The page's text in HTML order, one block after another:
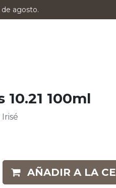
de agosto.
10.21 100ml
AÑADIR A LA